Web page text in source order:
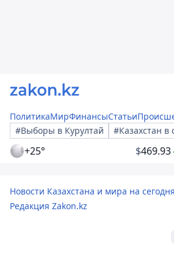
ПолитикаМирФинансыСтатьи
#Выборы в Курултай
#Казахстан в
+25° $469.93
Новости Казахстана и мира на сегодня
Редакция Zakon.kz